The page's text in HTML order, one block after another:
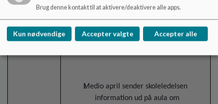
Følgende valgprocedure forslås derfor til
Medio april sender skoleledelsen
information ud på aula om
Brug denne kontakt til at aktivere/deaktivere alle apps.
Kun nødvendige Accepter valgte Accepter alle